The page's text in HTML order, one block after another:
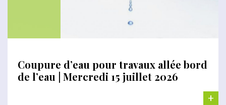
Coupure d’eau pour travaux allée bord
de l’eau | Mercredi 15 juillet 2026
+